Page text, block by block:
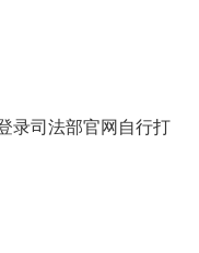
录司法部官网自行打